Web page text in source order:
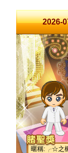
2026-
暱稱:╭☆之